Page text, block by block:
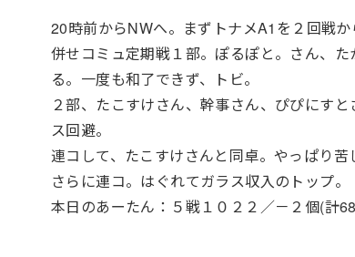
20時前からNWへ。まずトナメA1を２回戦
併せコミュ定期戦１部。ぽるぽと。さん、
る。一度も和了できず、トビ。
２部、たこすけさん、幹事さん、ぴぴにす
ス回避。
連コして、たこすけさんと同卓。やっぱり苦
さらに連コ。はぐれてガラス収入のトップ。
本日のあーたん：５戦１０２２／－２個(計